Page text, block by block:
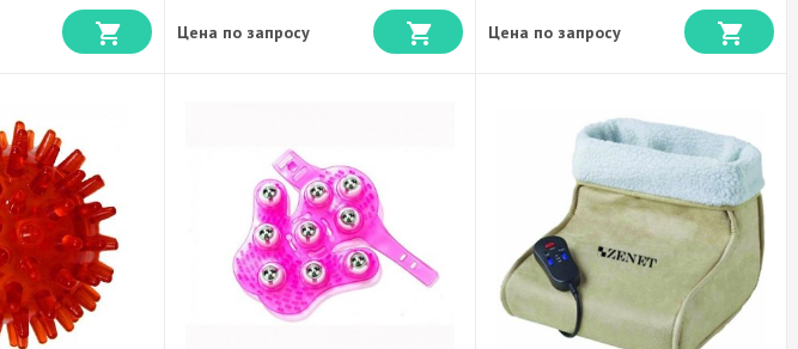
Цена по запросу Цена по запросу